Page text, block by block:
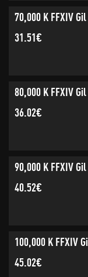
70,000 K FFXIV Gil
31.51€
80,000 K FFXIV Gil
36.02€
90,000 K FFXIV Gil
40.52€
100,000 K FFXIV
45.02€